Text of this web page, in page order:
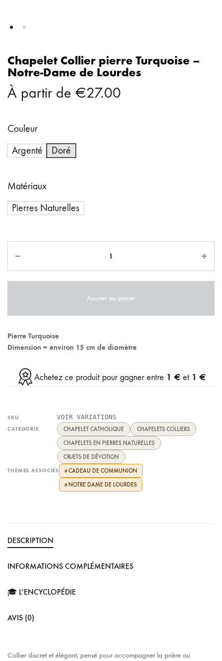
Chapelet Collier pierre Turquoise –
Notre-Dame de Lourdes
À partir de €27.00
Couleur
Argenté
Doré
Matériaux
Pierres Naturelles
Ajouter au panier
Pierre Turquoise
Dimension = environ 15 cm de diamètre
Achetez ce produit pour gagner entre 1 € et 1 €
SKU VOIR VARIATIONS
CATÉGORIE CHAPELET CATHOLIQUE
CHAPELETS COLLIERS
CHAPELETS EN PIERRES NATURELLES
OBJETS DE DÉVOTION
THÈMES ASSOCIÉS #CADEAU DE COMMUNION
# NOTRE DAME DE LOURDES
DESCRIPTION
INFORMATIONS COMPLÉMENTAIRES
🎓 L’ENCYCLOPÉDIE
AVIS (0)
Collier discret et élégant, pensé pour accompagner la prière au